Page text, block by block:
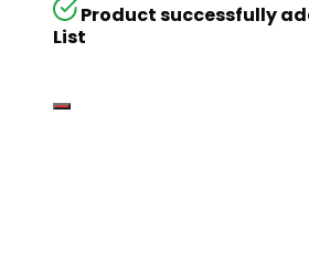
Product successfully
List